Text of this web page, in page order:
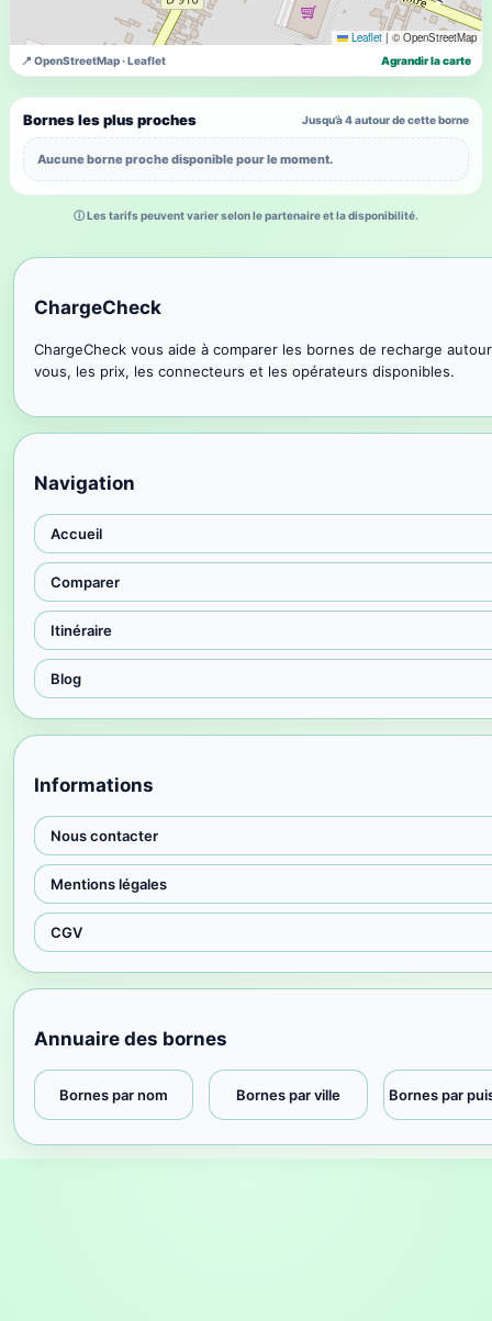
Leaflet | © OpenStreetMap
📍 OpenStreetMap · Leaflet Agrandir la carte
Bornes les plus proches Jusqu’à 4 autour de cette borne
Aucune borne proche disponible pour le moment.
ⓘ Les tarifs peuvent varier selon le partenaire et la disponibilité.
ChargeCheck
ChargeCheck vous aide à comparer les bornes de recharge
vous, les prix, les connecteurs et les opérateurs disponibles.
Navigation
Accueil
Comparer
Itinéraire
Blog
Informations
Nous contacter
Mentions légales
CGV
Annuaire des bornes
Bornes par nom Bornes par ville Bornes par